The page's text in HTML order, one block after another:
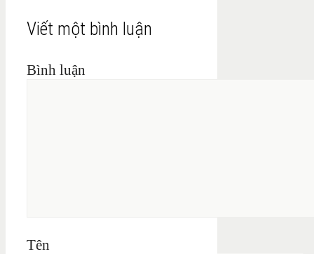
Viết một bình luận
Bình luận
Tên